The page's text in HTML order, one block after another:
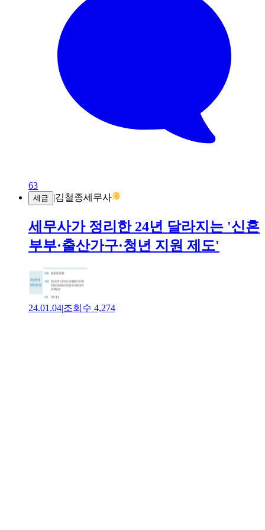
63
세금 |김철종세무사
세무사가 정리한 24년 달라지는 '신혼
부부·출산가구·청년 지원 제도'
24.01.04|조회수 4,274